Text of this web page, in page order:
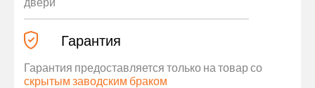
Гарантия
Гарантия предоставляется только на товар со
скрытым заводским браком